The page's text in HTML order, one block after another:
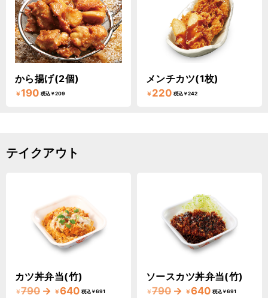
から揚げ(2個)
￥190 税込￥209
メンチカツ(1枚)
￥ 220 税込￥242
テイクアウト
カツ丼弁当(竹)
￥790 → ￥640 税込￥691
ソースカツ丼弁当(竹)
￥790 → ￥640 税込￥691